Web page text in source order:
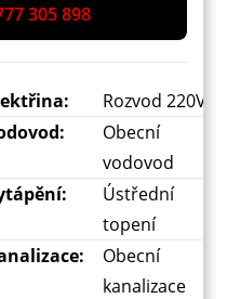
305 898
Rozvod 220V
Obecní
vodovod
Ústřední
topení
Obecní
kanalizace